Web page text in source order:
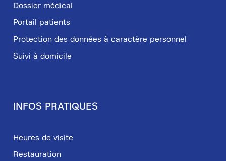
Dossier médical
Portail patients
Protection des données à caractère personnel
Suivi à domicile
INFOS PRATIQUES
Heures de visite
Restauration